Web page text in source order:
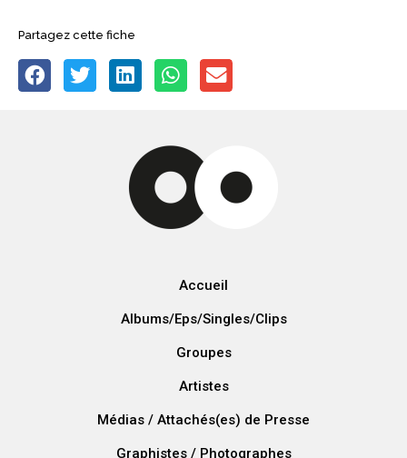
Partagez cette fiche
Accueil
Albums/Eps/Singles/Clips
Groupes
Artistes
Médias / Attachés(es) de Presse
Graphistes / Photographes